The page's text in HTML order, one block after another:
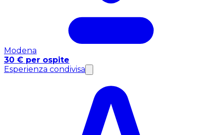
Modena
30 € per ospite
Esperienza condivisa